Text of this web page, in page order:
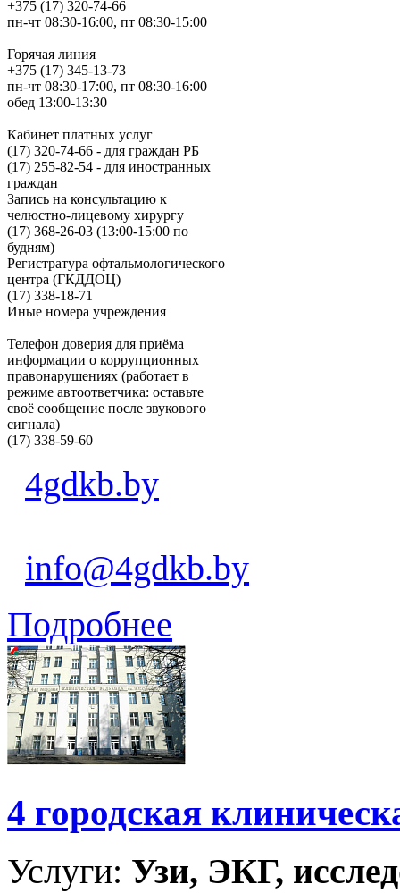
+375 (17) 320-74-66
пн-чт 08:30-16:00, пт 08:30-15:00
Горячая линия
+375 (17) 345-13-73
пн-чт 08:30-17:00, пт 08:30-16:00
обед 13:00-13:30
Кабинет платных услуг
(17) 320-74-66 - для граждан РБ
(17) 255-82-54 - для иностранных
граждан
Запись на консультацию к
челюстно-лицевому хирургу
(17) 368-26-03 (13:00-15:00 по
будням)
Регистратура офтальмологического
центра (ГКДДОЦ)
(17) 338-18-71
Иные номера учреждения
Телефон доверия для приёма
информации о коррупционных
правонарушениях (работает в
режиме автоответчика: оставьте
своё сообщение после звукового
сигнала)
(17) 338-59-60
4gdkb.by
info@4gdkb.by
Подробнее
4 городская
Услуги: Узи, ЭКГ,